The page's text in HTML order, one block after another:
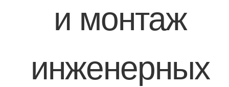
и монтаж
инженерных